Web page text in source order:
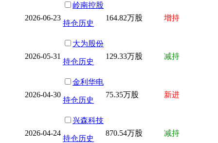
2026-06-23
岭南控股
持仓历史
164.82万股 增持
2026-05-31
大为股份
持仓历史
129.33万股 减持
2026-04-30
金利华电
持仓历史
75.35万股 新进
2026-04-24
兴森科技
持仓历史
870.54万股 减持